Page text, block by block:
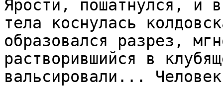
Ярости, пошатнулся, и
тела коснулась
образовался разрез,
растворившийся в
вальсировали...